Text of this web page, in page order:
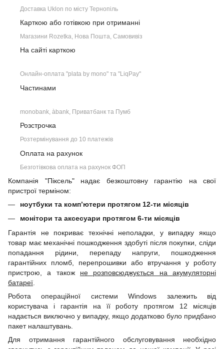
Доставка Uklon по місту Тернопіль
Карткою або готівкою при отриманні
Магазини Rozetka, Нова Пошта, Самовивіз
На сайті карткою
Онлайн-оплата "plata by mono" та "LiqPay"
Частинами
monobank, àbank, Приватбанк та Пумб
Розстрочка
Розтермінування до 10 платежів
Оплата на рахунок
Безготівкова оплата на рахунок ФОП
Компанія "Піксель" надає безкоштовну гарантію на свої
пристрої терміном:
ноутбуки та комп’ютери протягом 12-ти місяців
монітори та аксесуари протягом 6-ти місяців
Гарантія не покриває технічні неполадки, у випадку якщо
товар має механічні пошкодження здобуті після покупки, сліди
попадання рідини, перепаду напруги, пошкодження
гарантійних пломб, перепрошивки або втручання у роботу
пристрою, а також не розповсюджується на акумуляторні
батареї
Робота операційної системи Windows залежить від
користувача і гарантія на її роботу протягом 12 місяців
надається виключно у випадку, якщо додатково було придбано
пакет налаштувань.
Для отримання гарантійного обслуговування необхідно